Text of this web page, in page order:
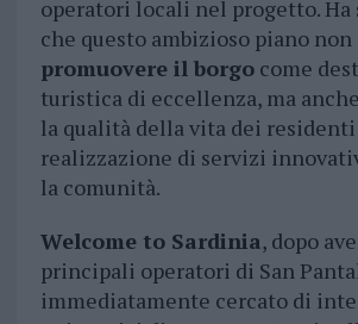
operatori locali nel progetto.
che questo ambizioso piano
promuovere il borgocome
turistica di eccellenza, ma
la qualità della vita dei
realizzazione di servizi
la comunità.
Welcome to Sardinia, dopo
principali operatori di San
immediatamente cercato di